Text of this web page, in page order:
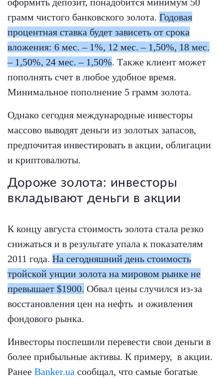
оформить депозит, понадобится минимум 50
грамм чистого банковского золота. Годовая
процентная ставка будет зависеть от срока
вложения: 6 мес. – 1%, 12 мес. – 1,50%, 18 мес.
– 1,50%, 24 мес. – 1,50%. Также клиент может
пополнять счет в любое удобное время.
Минимальное пополнение 5 грамм золота.
Однако сегодня международные инвесторы
массово выводят деньги из золотых запасов,
предпочитая инвестировать в акции, облигации
и криптовалюты.
Дороже золота: инвесторы
вкладывают деньги в акции
К концу августа стоимость золота стала резко
снижаться и в результате упала к показателям
2011 года. На сегодняшний день стоимость
тройской унции золота на мировом рынке не
превышает $1900. Обвал цены случился из-за
восстановления цен на нефть и оживления
фондового рынка.
Инвесторы поспешили перевести свои деньги в
более прибыльные активы. К примеру, в акции.
Ранее Banker.ua сообщал, что самые богатые